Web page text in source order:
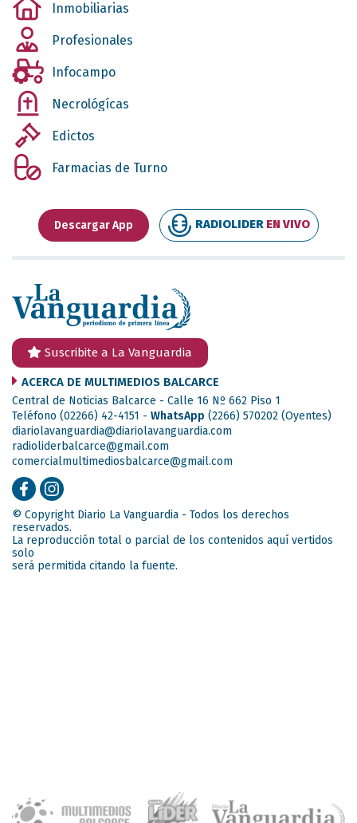
Inmobiliarias
Profesionales
Infocampo
Necrológícas
Edictos
Farmacias de Turno
Descargar App RADIOLIDER EN VIVO
Suscribite a La Vanguardia
ACERCA DE MULTIMEDIOS BALCARCE
Central de Noticias Balcarce - Calle 16 Nº 662 Piso 1
Teléfono (02266) 42-4151 - WhatsApp (2266) 570202 (Oyentes)
diariolavanguardia@diariolavanguardia.com
radioliderbalcarce@gmail.com
comercialmultimediosbalcarce@gmail.com
© Copyright Diario La Vanguardia - Todos los derechos
reservados.
La reproducción total o parcial de los contenidos aquí vertidos
solo
será permitida citando la fuente.